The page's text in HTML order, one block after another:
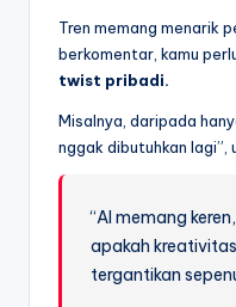
Tren memang menarik
berkomentar, kamu
twist pribadi.
Misalnya, daripada
nggak dibutuhkan lagi”,
“AI memang
apakah
tergantikan